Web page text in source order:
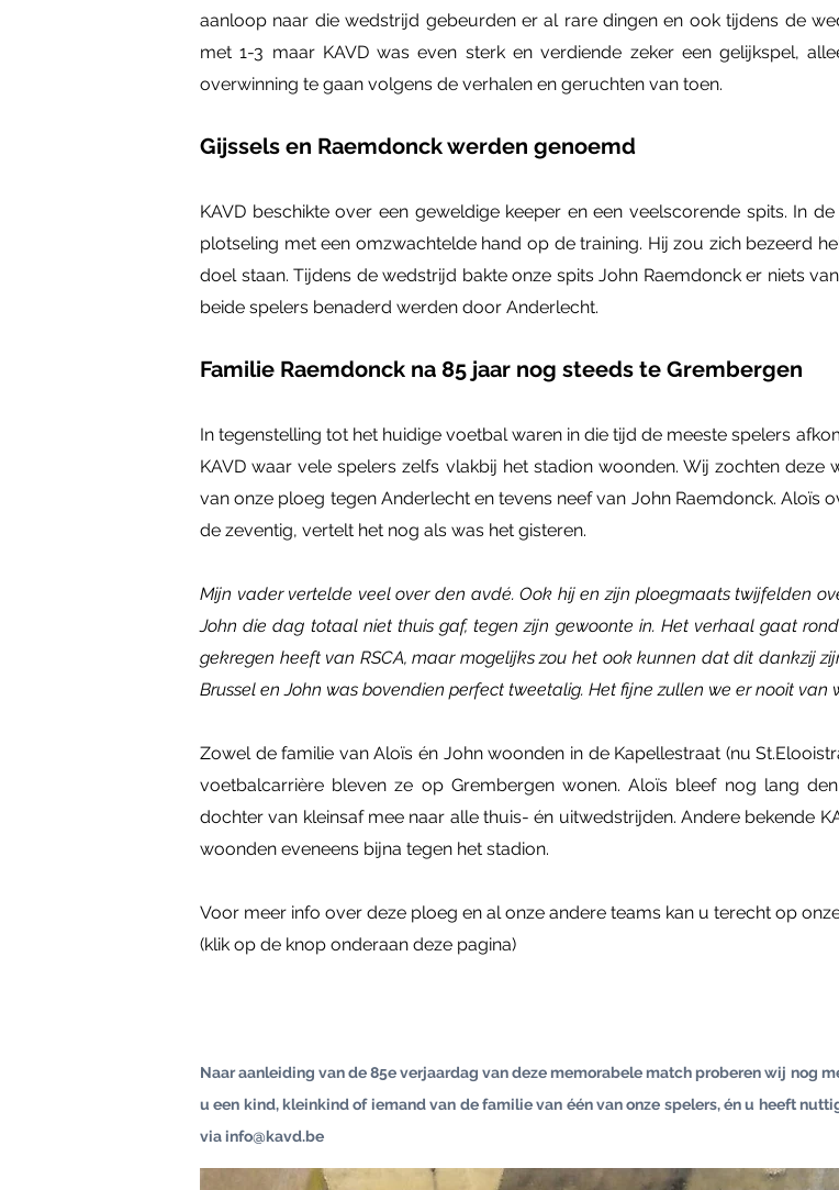
aanloop naar die wedstrijd gebeurden er al rare dingen en ook tijdens de
met 1-3 maar KAVD was even sterk en verdiende zeker een gelijkspel,
overwinning te gaan volgens de verhalen en geruchten van toen.
Gijssels en Raemdonck werden genoemd
KAVD beschikte over een geweldige keeper en een veelscorende spits. In
plotseling met een omzwachtelde hand op de training. Hij zou zich bezeerd
doel staan. Tijdens de wedstrijd bakte onze spits John Raemdonck er niets
beide spelers benaderd werden door Anderlecht.
Familie Raemdonck na 85 jaar nog steeds te Grembergen
In tegenstelling tot het huidige voetbal waren in die tijd de meeste spelers
KAVD waar vele spelers zelfs vlakbij het stadion woonden. Wij zochten
van onze ploeg tegen Anderlecht en tevens neef van John Raemdonck. Aloïs
de zeventig, vertelt het nog als was het gisteren.
Mijn vader vertelde veel over den avdé. Ook hij en zijn ploegmaats twijfelden
John die dag totaal niet thuis gaf, tegen zijn gewoonte in. Het verhaal gaat
gekregen heeft van RSCA, maar mogelijks zou het ook kunnen dat dit dankzij
Brussel en John was bovendien perfect tweetalig. Het fijne zullen we er nooit van
Zowel de familie van Aloïs én John woonden in de Kapellestraat (nu
voetbalcarrière bleven ze op Grembergen wonen. Aloïs bleef nog lang
dochter van kleinsaf mee naar alle thuis- én uitwedstrijden. Andere bekende
woonden eveneens bijna tegen het stadion.
Voor meer info over deze ploeg en al onze andere teams kan u terecht op
(klik op de knop onderaan deze pagina)
Naar aanleiding van de 85e verjaardag van deze memorabele match proberen wij nog
u een kind, kleinkind of iemand van de familie van één van onze spelers, én u heeft
via info@kavd.be